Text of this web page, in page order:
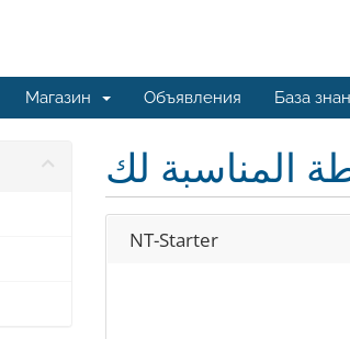
Магазин Объявления База
المناسبة لك
NT-Starter